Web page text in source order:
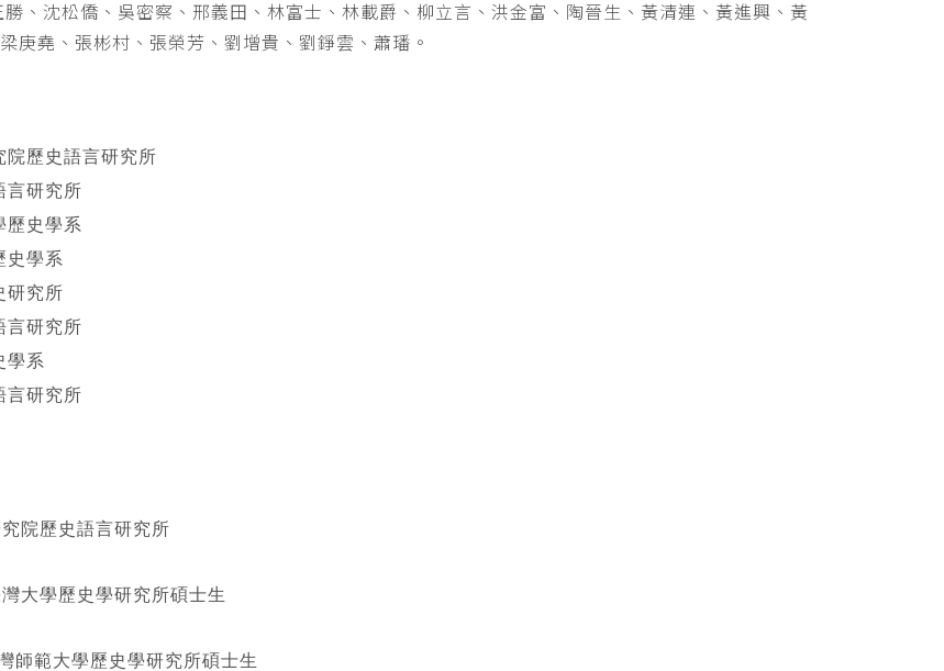
、沈松僑、吳密察、邢義田、林富士、林載爵、柳立言、洪金富、陶晉生、黃清連、黃進興、黃
庚堯、張彬村、張榮芳、劉增貴、劉錚雲、蕭璠。
院歷史語言研究所
言研究所
歷史學系
史學系
研究所
言研究所
學系
言研究所
史語言研究所
歷史學研究所碩士生
師範大學歷史學研究所碩士生